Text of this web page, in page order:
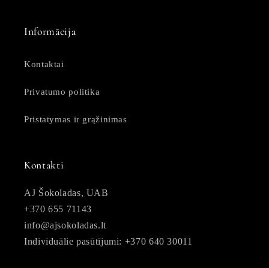
Informācija
Kontaktai
Privatumo politika
Pristatymas ir grąžinimas
Kontakti
AJ Šokoladas, UAB
+370 655 71143
info@ajsokoladas.lt
Individuālie pasūtījumi: +370 640 30011